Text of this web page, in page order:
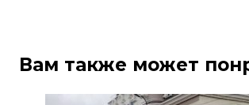
Вам также может